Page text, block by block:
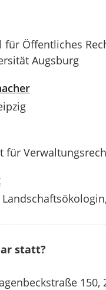
für Öffentliches
Augsburg
für
statt?
150,